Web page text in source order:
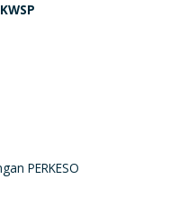
PERKESO